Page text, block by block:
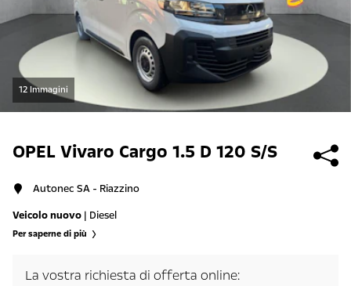
12 Immagini
OPEL Vivaro Cargo 1.5 D 120 S/S
Autonec SA - Riazzino
Veicolo nuovo | Diesel
Per saperne di più
La vostra richiesta di offerta online: